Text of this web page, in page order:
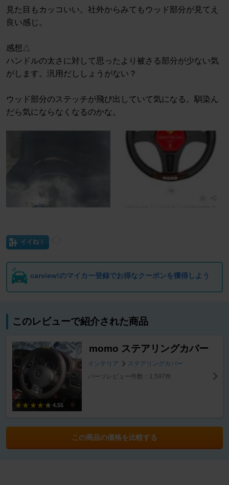
見た目もカッコいい。社外からみてもウッド部分が見てえ
良い感じ。
感想△
ハンドルの太さに対して思ったより被さる部分が少ない気
がします。汎用だししょうがない？
ウッド部分のステッチが飛び出していて気になる。馴染ん
だら気にならなくなるのかな。
イイね！
carview!のマイカー登録でお得なクーポンを獲得しよう
このレビューで紹介された商品
4.55
momo ステアリングカバー
インテリア
ステアリングカバー
パーツレビュー件数：1,597件
この商品の価格を比較する